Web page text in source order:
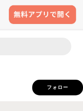
フォロー